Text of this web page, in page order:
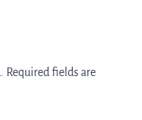
Required fields are